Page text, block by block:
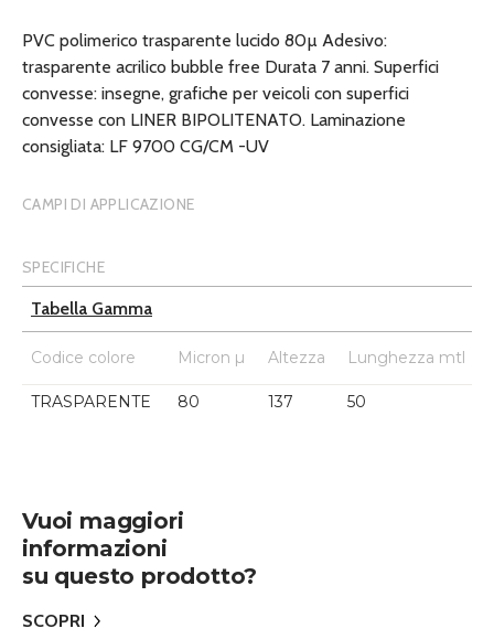
PVC polimerico trasparente lucido 80µ Adesivo:
trasparente acrilico bubble free Durata 7 anni. Superfici
convesse: insegne, grafiche per veicoli con superfici
convesse con LINER BIPOLITENATO. Laminazione
consigliata: LF 9700 CG/CM -UV
CAMPI DI APPLICAZIONE
SPECIFICHE
Tabella Gamma
Codice colore Micron µ Altezza Lunghezza mtl
TRASPARENTE 80 137 50
Vuoi maggiori
informazioni
su questo prodotto?
SCOPRI